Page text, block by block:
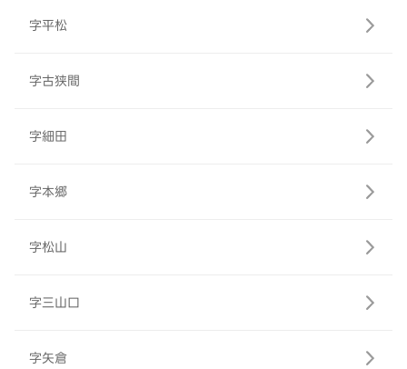
字平松
字古狭間
字細田
字本郷
字松山
字三山口
字矢倉